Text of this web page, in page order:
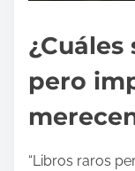
pero
“Libros raros